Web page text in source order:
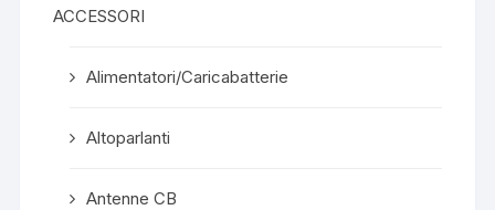
ACCESSORI
Alimentatori/Caricabatterie
Altoparlanti
Antenne CB